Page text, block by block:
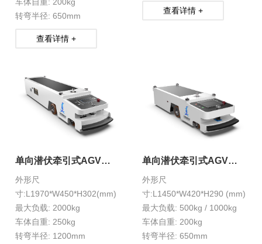
转弯半径: 650mm
查看详情 +
查看详情 +
单向潜伏牵引式AGV
HXS-1-12X
外形尺
寸:L1970*W450*H302(mm)
最大负载: 2000kg
车体自重: 250kg
转弯半径: 1200mm
单向潜伏牵引式AGV
HXS-1-11S
外形尺
寸:L1450*W420*H290 (mm)
最大负载: 500kg / 1000kg
车体自重: 200kg
转弯半径: 650mm